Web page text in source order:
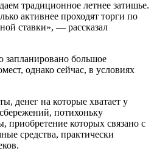
традиционное летнее затишье.
активнее проходят торги по
ставки», — рассказал
запланировано большое
однако сейчас, в условиях
денег на которые хватает у
потихоньку
приобретение которых связано с
средства, практически